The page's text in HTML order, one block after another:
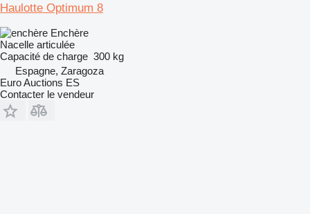
Haulotte Optimum 8
Enchère
Nacelle articulée
Capacité de charge 300 kg
Espagne, Zaragoza
Euro Auctions ES
Contacter le vendeur